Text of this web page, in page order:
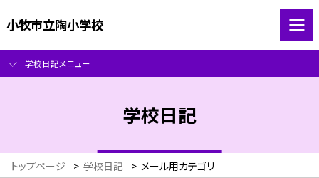
小牧市立陶小学校
学校日記メニュー
学校日記
トップページ > 学校日記 > メール用カテゴリ